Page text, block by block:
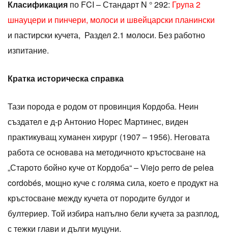
Класификация по FCI – Стандарт N ° 292: Група 2
шнауцери и пинчери, молоси и швейцарски планински
и пастирски кучета, Раздел 2.1 молоси. Без работно
изпитание.
Кратка историческа справка
Тази порода е родом от провинция Кордоба. Неин
създател е д-р Антонио Норес Мартинес, виден
практикуващ хуманен хирург (1907 – 1956). Неговата
работа се основава на методичното кръстосване на
„Старото бойно куче от Кордоба“ – Viejo perro de pelea
cordobés, мощно куче с голяма сила, което е продукт на
кръстосване между кучета от породите булдог и
бултериер. Той избира напълно бели кучета за разплод,
с тежки глави и дълги муцуни.